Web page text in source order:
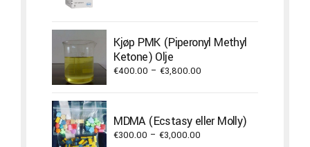
through
€3,000.00
Kjøp PMK (Piperonyl Methyl
Ketone) Olje
€400.00 – €3,800.00
through
€3,800.00
MDMA (Ecstasy eller Molly)
€300.00 – €3,000.00